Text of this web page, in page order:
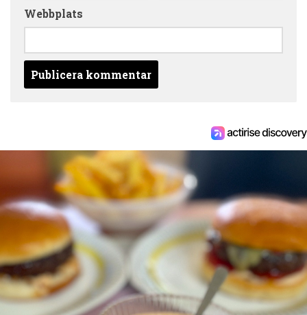
Webbplats